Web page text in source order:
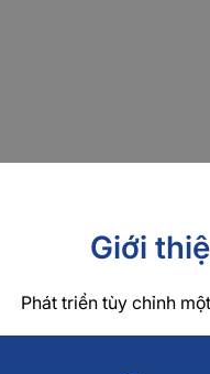
Giới
Phát triển tùy chỉnh